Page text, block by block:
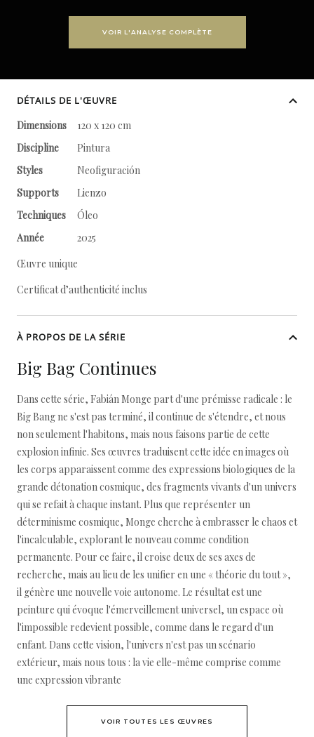
VOIR L'ANALYSE COMPLÈTE
DÉTAILS DE L'ŒUVRE
Dimensions
120 x 120 cm
Discipline
Pintura
Styles
Neofiguración
Supports
Lienzo
Techniques
Óleo
Année
2025
Œuvre unique
Certificat d’authenticité inclus
À PROPOS DE LA SÉRIE
Big Bag Continues
Dans cette série, Fabián Monge part d'une prémisse radicale : le
Big Bang ne s'est pas terminé, il continue de s'étendre, et nous
non seulement l'habitons, mais nous faisons partie de cette
explosion infinie. Ses œuvres traduisent cette idée en images où
les corps apparaissent comme des expressions biologiques de la
grande détonation cosmique, des fragments vivants d'un univers
qui se refait à chaque instant. Plus que représenter un
déterminisme cosmique, Monge cherche à embrasser le chaos et
l'incalculable, explorant le nouveau comme condition
permanente. Pour ce faire, il croise deux de ses axes de
recherche, mais au lieu de les unifier en une « théorie du tout »,
il génère une nouvelle voie autonome. Le résultat est une
peinture qui évoque l'émerveillement universel, un espace où
l'impossible redevient possible, comme dans le regard d'un
enfant. Dans cette vision, l'univers n'est pas un scénario
extérieur, mais nous tous : la vie elle-même comprise comme
une expression vibrante
VOIR TOUTES LES ŒUVRES